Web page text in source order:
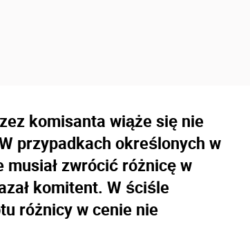
komisanta wiąże się nie
przypadkach określonych w
zwrócić różnicę w
komitent. W ściśle
różnicy w cenie nie